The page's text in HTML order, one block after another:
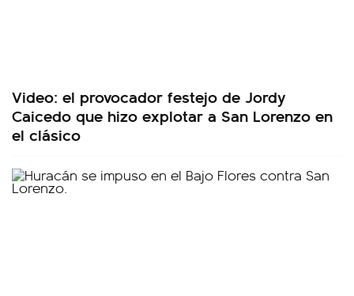
Video: el provocador festejo de Jordy
Caicedo que hizo explotar a San Lorenzo en
el clásico